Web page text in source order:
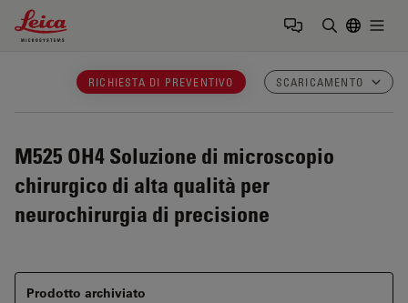
Leica Microsystems Logo
RICHIESTA DI PREVENTIVO SCARICAMENTO
M525 OH4 Soluzione di microscopio
chirurgico di alta qualità per
neurochirurgia di precisione
Prodotto archiviato